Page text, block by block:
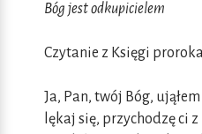
Bóg jest odkupicielem
Czytanie z Księgi
Ja, Pan, twój Bóg,
lękaj się, przychodzę ci z